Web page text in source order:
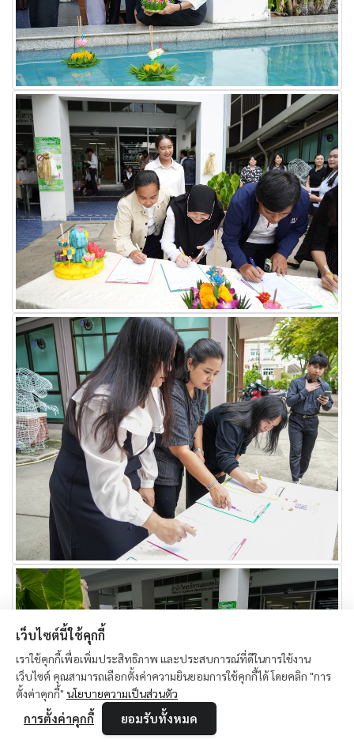
เว็บไซต์นี้ใช้คุกกี้
เราใช้คุกกี้เพื่อเพิ่มประสิทธิภาพ และประสบการณ์ที่ดีในการใช้งาน
เว็บไซต์ คุณสามารถเลือกตั้งค่าความยินยอมการใช้คุกกี้ได้ โดยคลิก "การ
ตั้งค่าคุกกี้" นโยบายความเป็นส่วนตัว
การตั้งค่าคุกกี้ ยอมรับทั้งหมด